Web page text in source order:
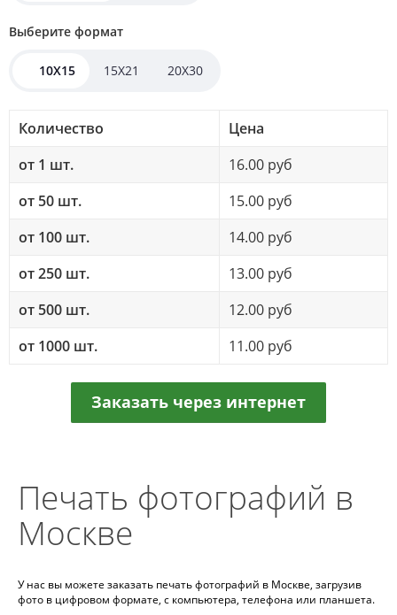
Выберите формат
10X15 15X21 20X30
Количество
Цена
от 1 шт.
16.00 руб
от 50 шт.
15.00 руб
от 100 шт.
14.00 руб
от 250 шт.
13.00 руб
от 500 шт.
12.00 руб
от 1000 шт.
11.00 руб
Заказать через интернет
Печать фотографий в
Москве
У нас вы можете заказать печать фотографий в Москве, загрузив
фото в цифровом формате, с компьютера, телефона или планшета.